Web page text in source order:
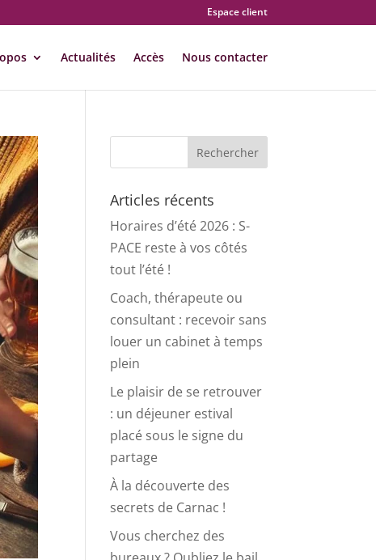
Espace client
Actualités Accès Nous contacter
Articles récents
Horaires d’été 2026 : S-
PACE reste à vos côtés
tout l’été !
Coach, thérapeute ou
consultant : recevoir sans
louer un cabinet à temps
plein
Le plaisir de se retrouver
: un déjeuner estival
placé sous le signe du
partage
À la découverte des
secrets de Carnac !
Vous cherchez des